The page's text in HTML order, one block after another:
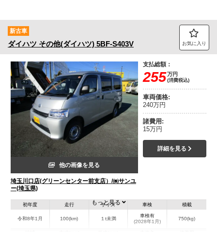
新古車
ダイハツ その他(ダイハツ) 5BF-S403V お気に入り
他の画像を見る
埼玉川口店(グリーンセンター前支店）/㈱サンユ
ー(埼玉県)
支払総額：
255万円
(消費税込)
車両価格:
240万円
諸費用:
15万円
詳細を見る
初年度
令和8年1月
走行
100(km)
サイズ
１t未満
車検
車検有
(2028年1月)
積載
750(kg)
もっと見る